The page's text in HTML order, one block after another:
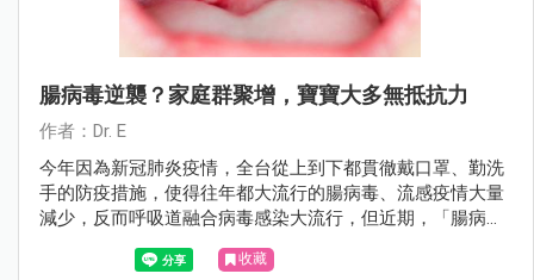
腸病毒逆襲？家庭群聚增，寶寶大多無抵抗力
作者：Dr. E
今年因為新冠肺炎疫情，全台從上到下都貫徹戴口罩、勤洗
手的防疫措施，使得往年都大流行的腸病毒、流感疫情大量
減少，反而呼吸道融合病毒感染大流行，但近期，「腸病
毒」卻悄悄逆襲當中，而且大多兒童身上都無抗體，若真的
捲土重來，後果恐怕...
收藏